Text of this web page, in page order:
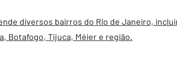
diversos bairros do Rio de Janeiro,
, Botafogo, Tijuca, Méier e região.